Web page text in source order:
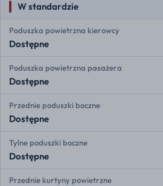
W standardzie
Poduszka powietrzna kierowcy
Dostępne
Poduszka powietrzna pasażera
Dostępne
Przednie poduszki boczne
Dostępne
Tylne poduszki boczne
Dostępne
Przednie kurtyny powietrzne